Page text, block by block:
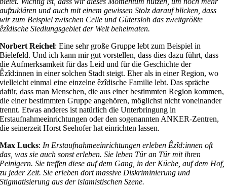
aufzuklären und auch mit einem gewissen Stolz darauf blicken, dass
wir zum Beispiel zwischen Celle und Gütersloh das zweitgrößte
êzîdische Siedlungsgebiet der Welt beheimaten.
Norbert Reichel: Eine sehr große Gruppe lebt zum Beispiel in
Bielefeld. Und ich kann mir gut vorstellen, dass dies dazu führt, dass
die Aufmerksamkeit für das Leid und für die Geschichte der
Êzîd:innen in einer solchen Stadt steigt. Eher als in einer Region, wo
vielleicht einmal eine einzelne êzîdische Familie lebt. Das spräche
dafür, dass man Menschen, die aus einer bestimmten Region kommen,
die einer bestimmten Gruppe angehören, möglichst nicht voneinander
trennt. Etwas anderes ist natürlich die Unterbringung in
Erstaufnahmeeinrichtungen oder den sogenannten ANKER-Zentren,
die seinerzeit Horst Seehofer hat einrichten lassen.
Max Lucks: In Erstaufnahmeeinrichtungen erleben Êzîd:innen oft
das, was sie auch sonst erleben. Sie leben Tür an Tür mit ihren
Peinigern. Sie treffen diese auf dem Gang, in der Küche, auf dem Hof,
zu jeder Zeit. Sie erleben dort massive Diskriminierung und
Stigmatisierung aus der islamistischen Szene.